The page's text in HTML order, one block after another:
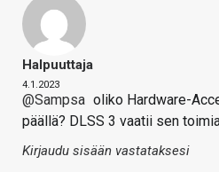
Halpuuttaja
4.1.2023
@Sampsa oliko Hardware-
päällä? DLSS 3 vaatii sen
Kirjaudu sisään vastataksesi